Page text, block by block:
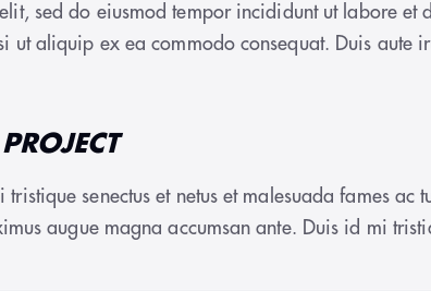
sed do eiusmod tempor incididunt ut labore
ut aliquip ex ea commodo consequat. Duis aute
senectus et netus et malesuada fames ac
augue magna accumsan ante. Duis id mi